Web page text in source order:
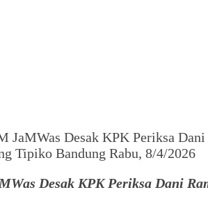
Tipiko Bandung Rabu, 8/4/2026
Desak KPK Periksa Dani